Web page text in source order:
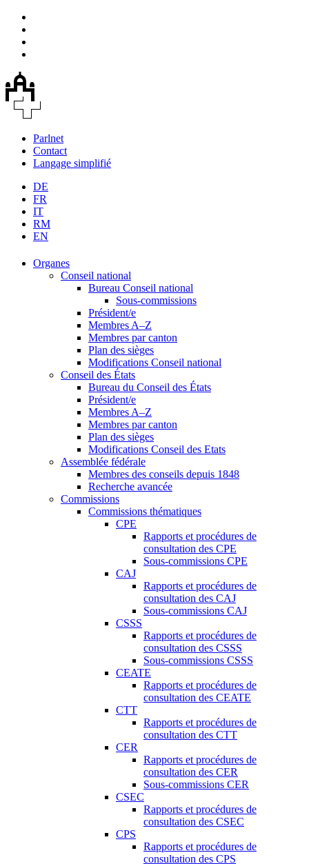
Parlnet
Contact
Langage simplifié
DE
FR
IT
RM
EN
Organes
Conseil national
Bureau Conseil national
Sous-commissions
Président/e
Membres A–Z
Membres par canton
Plan des sièges
Modifications Conseil national
Conseil des États
Bureau du Conseil des États
Président/e
Membres A–Z
Membres par canton
Plan des sièges
Modifications Conseil des Etats
Assemblée fédérale
Membres des conseils depuis 1848
Recherche avancée
Commissions
Commissions thématiques
CPE
Rapports et procédures de
consultation des CPE
Sous-commissions CPE
CAJ
Rapports et procédures de
consultation des CAJ
Sous-commissions CAJ
CSSS
Rapports et procédures de
consultation des CSSS
Sous-commissions CSSS
CEATE
Rapports et procédures de
consultation des CEATE
CTT
Rapports et procédures de
consultation des CTT
CER
Rapports et procédures de
consultation des CER
Sous-commissions CER
CSEC
Rapports et procédures de
consultation des CSEC
CPS
Rapports et procédures de
consultation des CPS